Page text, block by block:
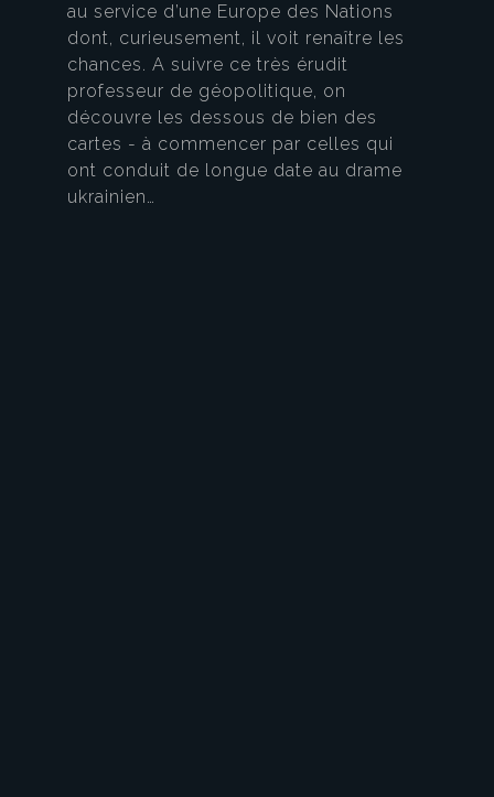
au service d’une Europe des Nations
dont, curieusement, il voit renaître les
chances. A suivre ce très érudit
professeur de géopolitique, on
découvre les dessous de bien des
cartes - à commencer par celles qui
ont conduit de longue date au drame
ukrainien…